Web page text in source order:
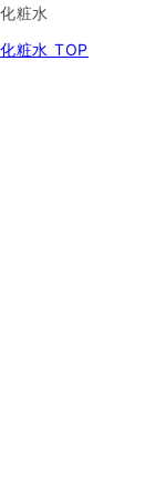
化粧水
化粧水 TOP